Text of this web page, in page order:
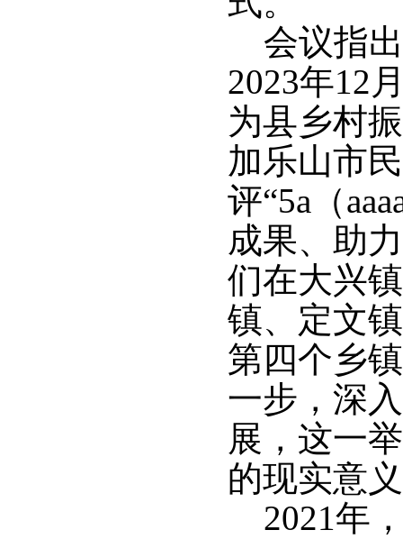
会议指出
2023年12
为县乡村
加乐山市
评“5a（
成果、助
们在大兴
镇、定文
第四个乡
一步，深
展，这一
的现实意
2021年